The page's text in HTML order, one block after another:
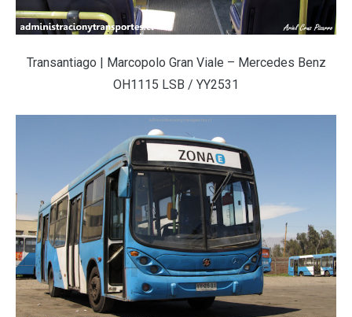
Transantiago | Marcopolo Gran Viale – Mercedes Benz
OH1115 LSB / YY2531